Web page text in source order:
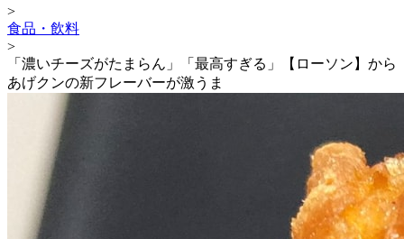
>
食品・飲料
>
「濃いチーズがたまらん」「最高すぎる」【ローソン】から
あげクンの新フレーバーが激うま